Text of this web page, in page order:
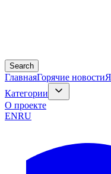
Search
ГлавнаяГорячие новости
Категории
О проекте
ENRU